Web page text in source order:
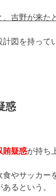
吉野が来た
図を持って
惑
賄疑惑が持ち
やサッカー
るという。